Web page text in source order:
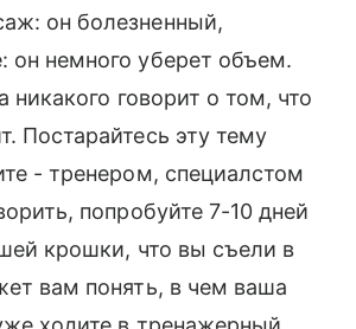
он болезненный,
немного уберет объем.
говорит о том, что
Постарайтесь эту тему
- тренером, специалстом
попробуйте 7-10 дней
крошки, что вы съели в
вам понять, в чем ваша